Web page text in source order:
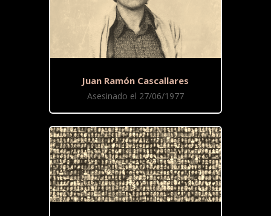
Juan Ramón Cascallares
Asesinado el 27/06/1977